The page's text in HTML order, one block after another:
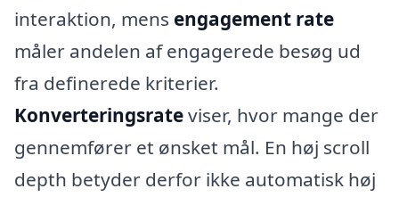
interaktion, mens engagement rate
måler andelen af engagerede besøg ud
fra definerede kriterier.
Konverteringsrateviser, hvor mange der
gennemfører et ønsket mål. En høj scroll
depth betyder derfor ikke automatisk høj